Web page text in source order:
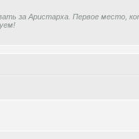
за Аристарха. Первое место,